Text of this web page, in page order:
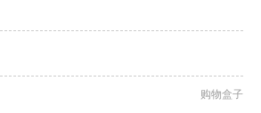
购物盒子